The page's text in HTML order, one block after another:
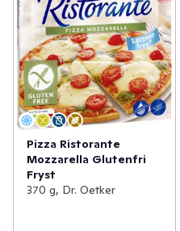
Pizza Ristorante
Mozzarella Glutenfri
Fryst
370 g, Dr. Oetker